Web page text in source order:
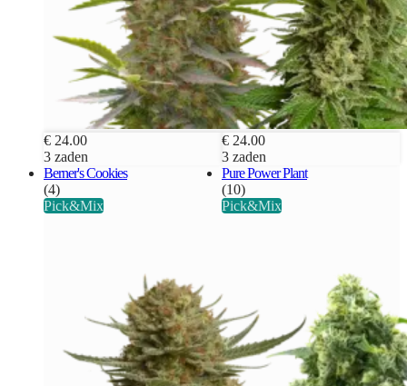
€ 24.00
3 zaden
€ 24.00
3 zaden
Berner's Cookies
(4)
Pick&Mix
Pure Power Plant
(10)
Pick&Mix